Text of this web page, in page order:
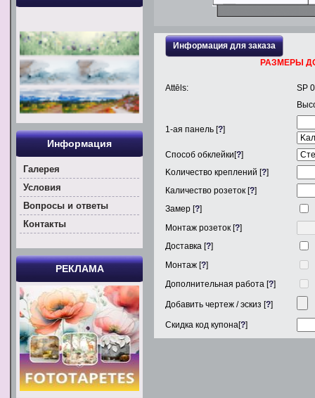
Информация для заказа
РАЗМЕРЫ
Attēls:
SP
1-ая панель [?]
Способ обклейки[?]
Kоличество креплений [?]
Каличество розеток [?]
Замер [?]
Монтаж розеток [?]
Доставка [?]
Монтаж [?]
Дополнительная работа [?]
Добавить чертеж / эскиз [?]
Скидка код купона[?]
Информация
Галерея
Условия
Вoпросы и ответы
Контакты
РЕКЛАМА